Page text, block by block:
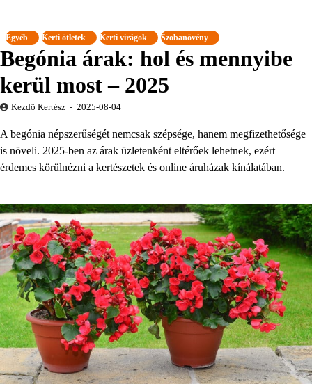
Egyéb Kerti ötletek Kerti virágok Szobanövény
Begónia árak: hol és mennyibe
kerül most – 2025
Kezdő Kertész 2025-08-04
A begónia népszerűségét nemcsak szépsége, hanem megfizethetősége
is növeli. 2025-ben az árak üzletenként eltérőek lehetnek, ezért
érdemes körülnézni a kertészetek és online áruházak kínálatában.